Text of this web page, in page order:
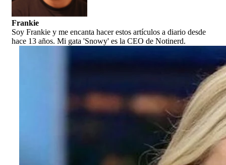
Frankie
Soy Frankie y me encanta hacer estos artículos a diario desde
hace 13 años. Mi gata 'Snowy' es la CEO de Notinerd.